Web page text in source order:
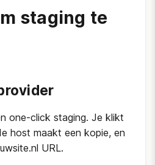
staging te
one-click staging. Je klikt
host maakt een kopie, en
URL.